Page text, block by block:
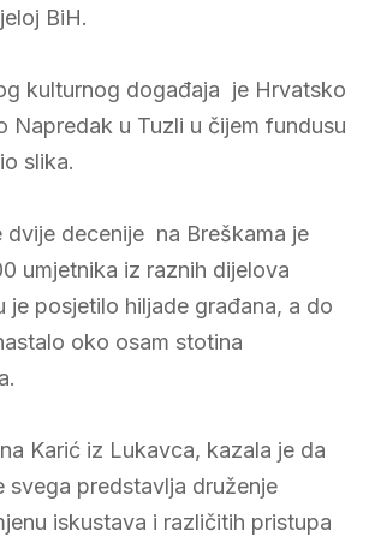
BiH.
kulturnog događaja je Hrvatsko
Napredak u Tuzli u čijem fundusu
slika.
dvije decenije na Breškama je
umjetnika iz raznih dijelova
je posjetilo hiljade građana, a do
oko osam stotina
Karić iz Lukavca, kazala je da
svega predstavlja druženje
iskustava i različitih pristupa